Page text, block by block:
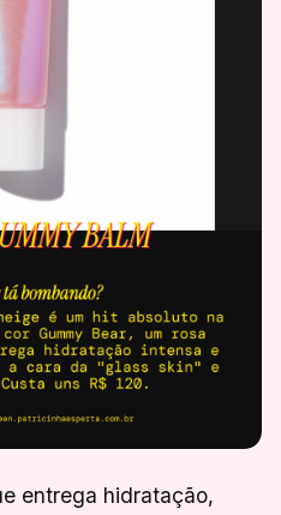
entrega hidratação,